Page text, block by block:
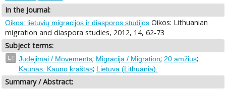
In the Journal:
Oikos: lietuvių migracijos ir diasporos studijos Oikos: Lithuanian
migration and diaspora studies, 2012, 14, 62-73
Subject terms:
LT Judėjimai / Movements; Migracija / Migration; 20 amžius;
Kaunas. Kauno kraštas; Lietuva (Lithuania).
Summary / Abstract: